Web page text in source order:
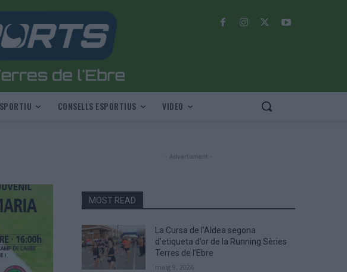
CONSELLS ESPORTIUS VIDEO
- Advertisment -
MOST READ
La Cursa de l’Aldea segona
d’etiqueta d’or de la Running Sèries
Terres de l’Ebre
maig 9, 2026